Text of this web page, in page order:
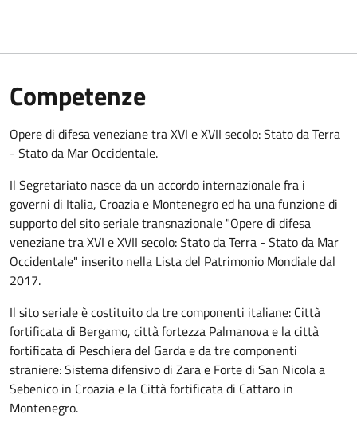
Competenze
Opere di difesa veneziane tra XVI e XVII secolo: Stato da Terra
- Stato da Mar Occidentale.
Il Segretariato nasce da un accordo internazionale fra i
governi di Italia, Croazia e Montenegro ed ha una funzione di
supporto del sito seriale transnazionale "Opere di difesa
veneziane tra XVI e XVII secolo: Stato da Terra - Stato da Mar
Occidentale" inserito nella Lista del Patrimonio Mondiale dal
2017.
Il sito seriale è costituito da tre componenti italiane: Città
fortificata di Bergamo, città fortezza Palmanova e la città
fortificata di Peschiera del Garda e da tre componenti
straniere: Sistema difensivo di Zara e Forte di San Nicola a
Sebenico in Croazia e la Città fortificata di Cattaro in
Montenegro.